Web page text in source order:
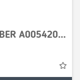
Mercedes-Benz LEFT SIDE CALIBER A0054201383